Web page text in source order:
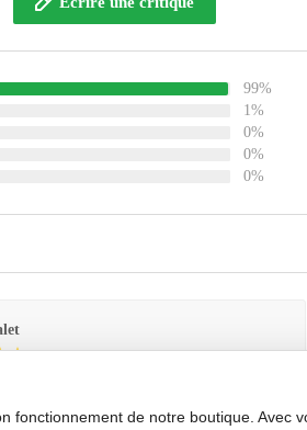
99%
1%
0%
0%
0%
fonctionnement de notre boutique. Avec